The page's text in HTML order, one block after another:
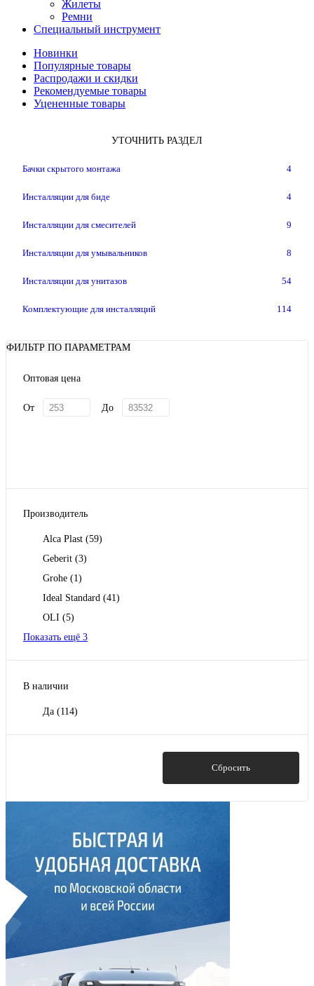
Жилеты
Ремни
Специальный инструмент
Новинки
Популярные товары
Распродажи и скидки
Рекомендуемые товары
Уцененные товары
УТОЧНИТЬ РАЗДЕЛ
Бачки скрытого монтажа 4
Инсталляции для биде 4
Инсталляции для смесителей 9
Инсталляции для умывальников 8
Инсталляции для унитазов 54
Комплектующие для инсталляций 114
ФИЛЬТР ПО ПАРАМЕТРАМ
Оптовая цена
От До
Производитель
Alca Plast (59)
Geberit (3)
Grohe (1)
Ideal Standard (41)
OLI (5)
Показать ещё 3
В наличии
Да (114)
Сбросить